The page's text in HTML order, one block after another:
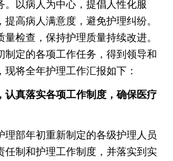
。以病人为中心，提倡人性化服
高病人满意度，避免护理纠纷。
检查，保持护理质量持续改进。
制定的各项工作任务，得到领导和
将全年护理工作汇报如下：
真落实各项工作制度，确保医疗
部年初重新制定的各级护理人员
任制和护理工作制度，并落实到实